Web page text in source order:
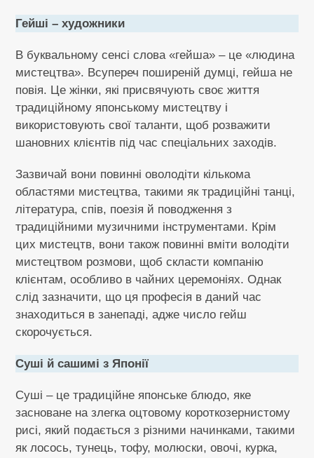
Гейші – художники
В буквальному сенсі слова «гейша» – це «людина
мистецтва». Всупереч поширеній думці, гейша не
повія. Це жінки, які присвячують своє життя
традиційному японському мистецтву і
використовують свої таланти, щоб розважити
шановних клієнтів під час спеціальних заходів.
Зазвичай вони повинні оволодіти кількома
областями мистецтва, такими як традиційні танці,
література, спів, поезія й поводження з
традиційними музичними інструментами. Крім
цих мистецтв, вони також повинні вміти володіти
мистецтвом розмови, щоб скласти компанію
клієнтам, особливо в чайних церемоніях. Однак
слід зазначити, що ця професія в даний час
знаходиться в занепаді, адже число гейш
скорочується.
Суші й сашимі з Японії
Суші – це традиційне японське блюдо, яке
засноване на злегка оцтовому короткозернистому
рисі, який подається з різними начинками, такими
як лосось, тунець, тофу, молюски, овочі, курка,